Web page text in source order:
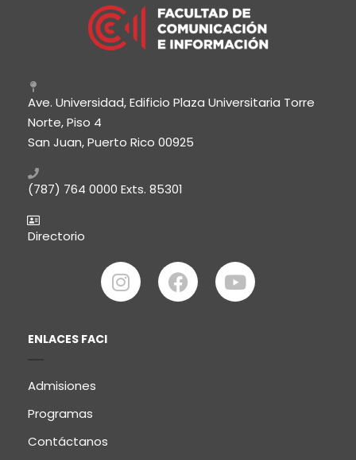
Ave. Universidad, Edificio Plaza Universitaria Torre
Norte, Piso 4
San Juan, Puerto Rico 00925
(787) 764 0000 Exts. 85301
Directorio
ENLACES FACI
Admisiones
Programas
Contáctanos